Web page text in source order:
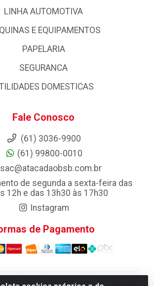
LINHA AUTOMOTIVA
E EQUIPAMENTOS
PAPELARIA
SEGURANCA
DOMESTICAS
Fale Conosco
(61) 3036-9900
(61) 99800-0010
sac@atacadaobsb.com.br
de segunda a sexta-feira das
12h e das 13h30 às 17h30
Instagram
de Pagamento